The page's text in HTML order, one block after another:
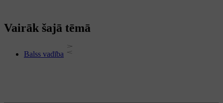
Vairāk šajā tēmā
Balss vadība